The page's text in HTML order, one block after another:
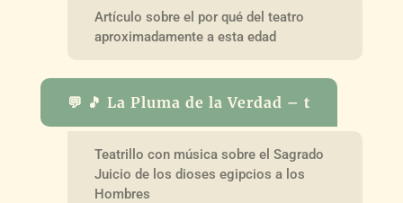
Artículo sobre el por qué del teatro
aproximadamente a esta edad
💬 🎵 La Pluma de la Verdad – t
Teatrillo con música sobre el Sagrado
Juicio de los dioses egipcios a los
Hombres